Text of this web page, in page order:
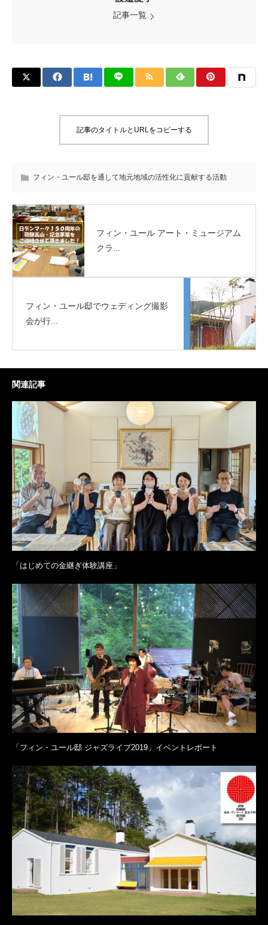
記事一覧
記事のタイトルとURLをコピーする
フィン・ユール邸を通して地元地域の活性化に貢献する活動
フィン・ユール アート・ミュージアム
クラ...
フィン・ユール邸でウェディング撮影
会が行...
関連記事
「はじめての金継ぎ体験講座」
「フィン・ユール邸 ジャズライブ2019」イベントレポート